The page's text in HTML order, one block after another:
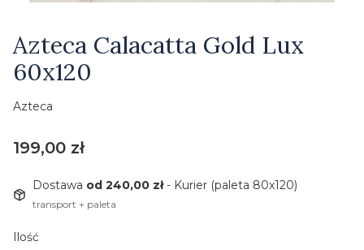
Azteca Calacatta Gold Lux
60x120
Azteca
Cena
199,00 zł
Dostawa od 240,00 zł- Kurier (paleta 80x120)
transport + paleta
Ilość